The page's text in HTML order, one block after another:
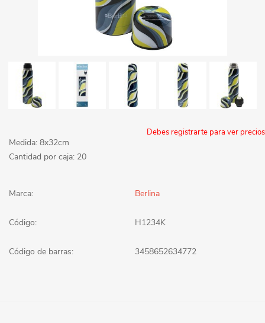
Debes registrarte para ver precios
Medida: 8x32cm
Cantidad por caja: 20
Marca: Berlina
Código: H1234K
Código de barras: 3458652634772